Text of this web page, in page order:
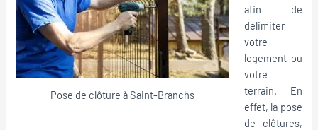
Pose de clôture à Saint-Branchs
afin de
délimiter
votre
logement ou
votre
terrain. En
effet, la pose
de clôtures,